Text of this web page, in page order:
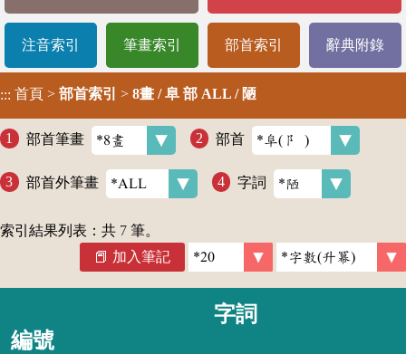
注音索引 筆畫索引 部首索引 辭典附錄
::: 首頁 > 部首索引 > 8畫 / 阜 部 ALL / 陋
部首筆畫 部首
部首外筆畫 字詞
索引結果列表：共 7 筆。
加入筆記
編號
字詞